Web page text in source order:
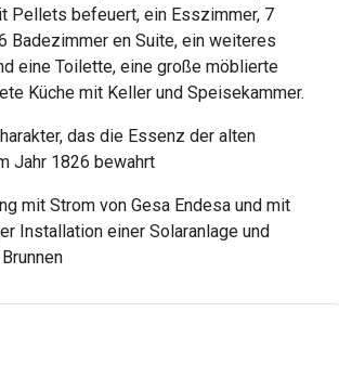
Pellets befeuert, ein Esszimmer, 7
Badezimmer en Suite, ein weiteres
eine Toilette, eine große möblierte
Küche mit Keller und Speisekammer.
das die Essenz der alten
Jahr 1826 bewahrt
mit Strom von Gesa Endesa und mit
Installation einer Solaranlage und